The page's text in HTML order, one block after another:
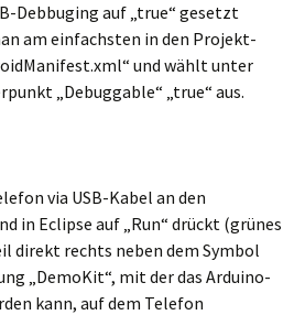
Debbuging auf „true“ gesetzt
am einfachsten in den Projekt-
und wählt unter
„Debuggable“ „true“ aus.
via USB-Kabel an den
in Eclipse auf „Run“ drückt (grünes
direkt rechts neben dem Symbol
„DemoKit“, mit der das Arduino-
kann, auf dem Telefon